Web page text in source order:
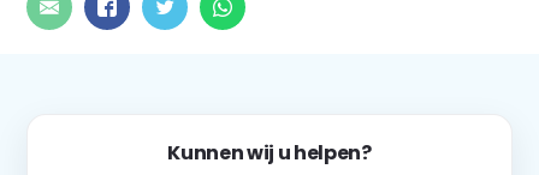
Kunnen wij u helpen?